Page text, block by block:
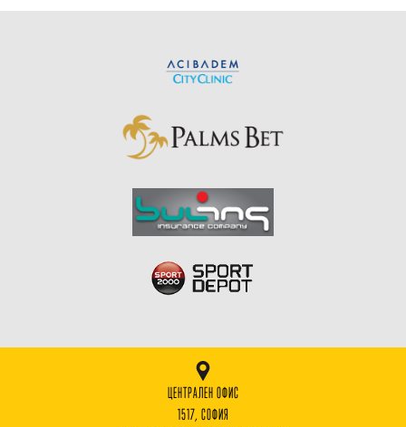
ЦЕНТРАЛЕН ОФИС
1517, СОФИЯ